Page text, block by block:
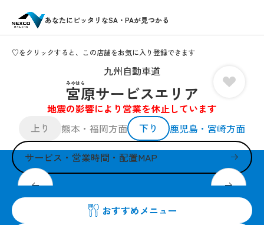
あなたにピッタリなSA・PAが見つかる
♡をクリックすると、この店舗をお気に入り登録できます
九州自動車道
宮原サービスエリア
みやはら
地震の影響により営業を休止しています
上り
熊本・福岡方面 下り 鹿児島・宮崎方面
サービス・営業時間・配置MAP
高速道路初！「いきなり！ステーキ」
おすすめメニュー